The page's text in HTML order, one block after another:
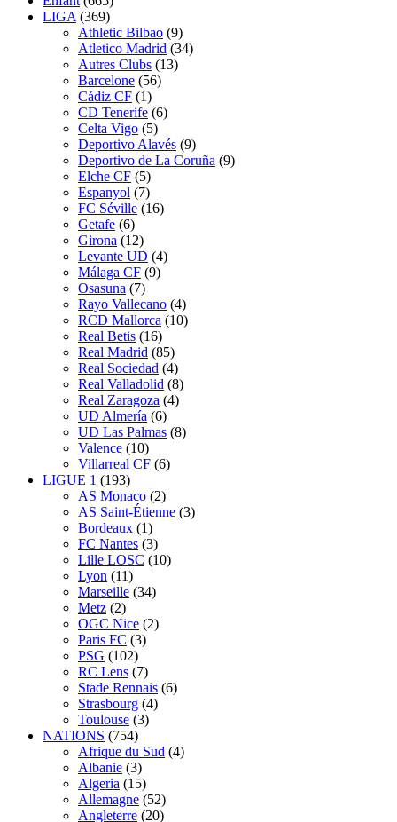
LIGA (369)
Athletic Bilbao (9)
Atletico Madrid (34)
Autres Clubs (13)
Barcelone (56)
Cádiz CF (1)
CD Tenerife (6)
Celta Vigo (5)
Deportivo Alavés (9)
Deportivo de La Coruña (9)
Elche CF (5)
Espanyol (7)
FC Séville (16)
Getafe (6)
Girona (12)
Levante UD (4)
Málaga CF (9)
Osasuna (7)
Rayo Vallecano (4)
RCD Mallorca (10)
Real Betis (16)
Real Madrid (85)
Real Sociedad (4)
Real Valladolid (8)
Real Zaragoza (4)
UD Almería (6)
UD Las Palmas (8)
Valence (10)
Villarreal CF (6)
LIGUE 1 (193)
AS Monaco (2)
AS Saint-Étienne (3)
Bordeaux (1)
FC Nantes (3)
Lille LOSC (10)
Lyon (11)
Marseille (34)
Metz (2)
OGC Nice (2)
Paris FC (3)
PSG (102)
RC Lens (7)
Stade Rennais (6)
Strasbourg (4)
Toulouse (3)
NATIONS (754)
Afrique du Sud (4)
Albanie (3)
Algeria (15)
Allemagne (52)
Angleterre (20)